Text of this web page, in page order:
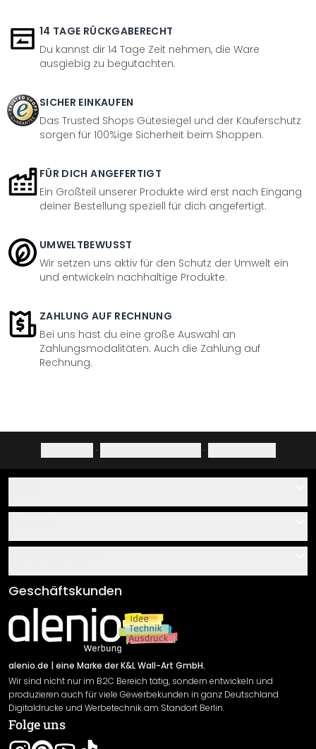
14 TAGE RÜCKGABERECHT
Du kannst dir 14 Tage Zeit nehmen, die Ware
ausgiebig zu begutachten.
SICHER EINKAUFEN
Das Trusted Shops Gütesiegel und der Käuferschutz
sorgen für 100%ige Sicherheit beim Shoppen.
FÜR DICH ANGEFERTIGT
Ein Großteil unserer Produkte wird erst nach Eingang
deiner Bestellung speziell für dich angefertigt.
UMWELTBEWUSST
Wir setzen uns aktiv für den Schutz der Umwelt ein
und entwickeln nachhaltige Produkte.
ZAHLUNG AUF RECHNUNG
Bei uns hast du eine große Auswahl an
Zahlungsmodalitäten. Auch die Zahlung auf
Rechnung.
· ·
Über uns
Klebe- und Montageanleitungen
Newsletter An-/Abmeldung
Sendungsverfolgung
AGB
Impressum
Versand & Zahlung
Rücksendung
Widerrufsrecht
Datenschutzerklärung
Gewährleistung
Geschäftskunden
alenio.de | eine Marke der K&L Wall-Art GmbH.
Wir sind nicht nur im B2C Bereich tätig, sondern entwickeln und
produzieren auch für viele Gewerbekunden in ganz Deutschland
Digitaldrucke und Werbetechnik am Standort Berlin.
Folge uns